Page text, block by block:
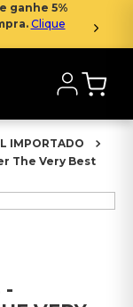
ganhe 5%
Clique
IMPORTADO
The Very Best
-